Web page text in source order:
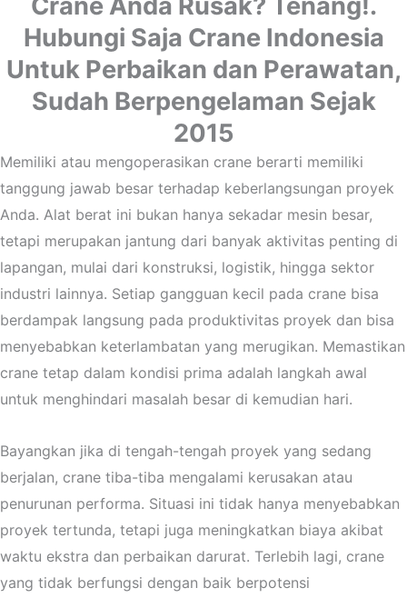
Hubungi Saja Crane Indonesia
Untuk Perbaikan dan Perawatan,
Sudah Berpengelaman Sejak
2015
Memiliki atau mengoperasikan crane berarti memiliki
tanggung jawab besar terhadap keberlangsungan proyek
Anda. Alat berat ini bukan hanya sekadar mesin besar,
tetapi merupakan jantung dari banyak aktivitas penting di
lapangan, mulai dari konstruksi, logistik, hingga sektor
industri lainnya. Setiap gangguan kecil pada crane bisa
berdampak langsung pada produktivitas proyek dan bisa
menyebabkan keterlambatan yang merugikan. Memastikan
crane tetap dalam kondisi prima adalah langkah awal
untuk menghindari masalah besar di kemudian hari.
Bayangkan jika di tengah-tengah proyek yang sedang
berjalan, crane tiba-tiba mengalami kerusakan atau
penurunan performa. Situasi ini tidak hanya menyebabkan
proyek tertunda, tetapi juga meningkatkan biaya akibat
waktu ekstra dan perbaikan darurat. Terlebih lagi, crane
yang tidak berfungsi dengan baik berpotensi